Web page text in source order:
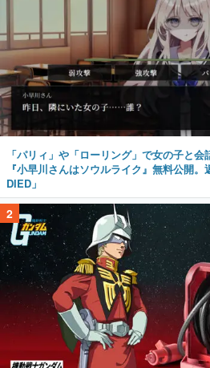
「パリィ」や「ローリング」で女の子と
『小早川さんはソウルライク』無料公開
DIED」
2